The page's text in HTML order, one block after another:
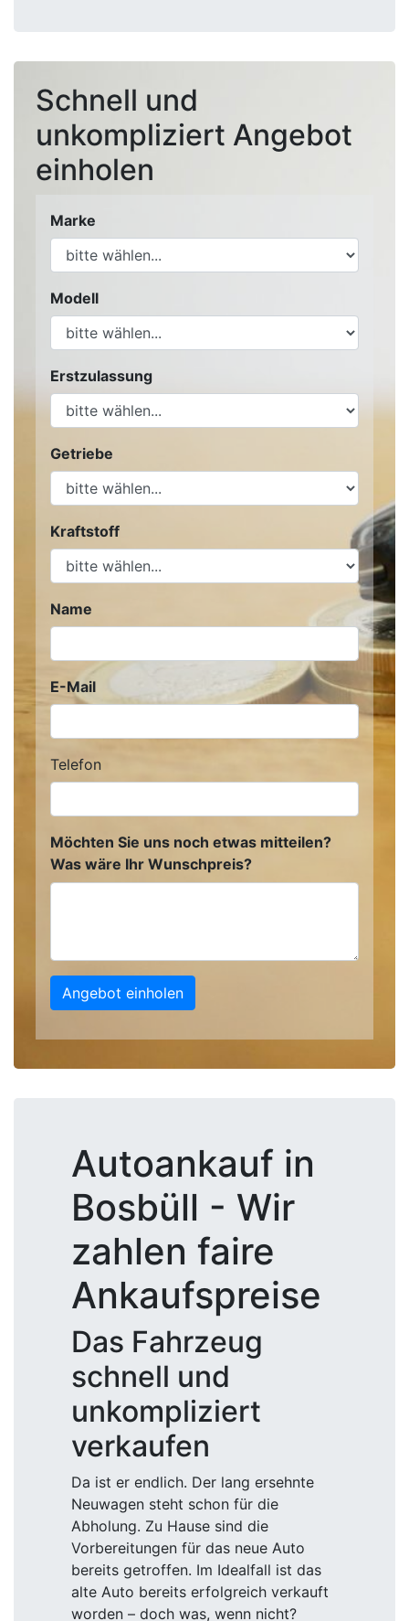
Schnell und
unkompliziert Angebot
einholen
Marke
Modell
Erstzulassung
Getriebe
Kraftstoff
Name
E-Mail
Telefon
Möchten Sie uns noch etwas mitteilen?
Was wäre Ihr Wunschpreis?
Angebot einholen
Autoankauf in
Bosbüll - Wir
zahlen faire
Ankaufspreise
Das Fahrzeug
schnell und
unkompliziert
verkaufen
Da ist er endlich. Der lang ersehnte
Neuwagen steht schon für die
Abholung. Zu Hause sind die
Vorbereitungen für das neue Auto
bereits getroffen. Im Idealfall ist das
alte Auto bereits erfolgreich verkauft
worden – doch was, wenn nicht?